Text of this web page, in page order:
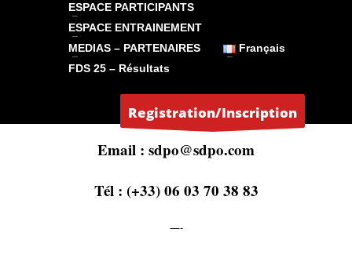
ESPACE PARTICIPANTS
ESPACE ENTRAINEMENT
MEDIAS – PARTENAIRES
Français
FDS 25 – Résultats
Registration/Inscription
SDPOrganisation
16, rue Jean Cocteau
95350 Saint Brice Sous Forêt / FRANCE
Email : sdpo@sdpo.com
Tél : (+33) 06 03 70 38 83
—-